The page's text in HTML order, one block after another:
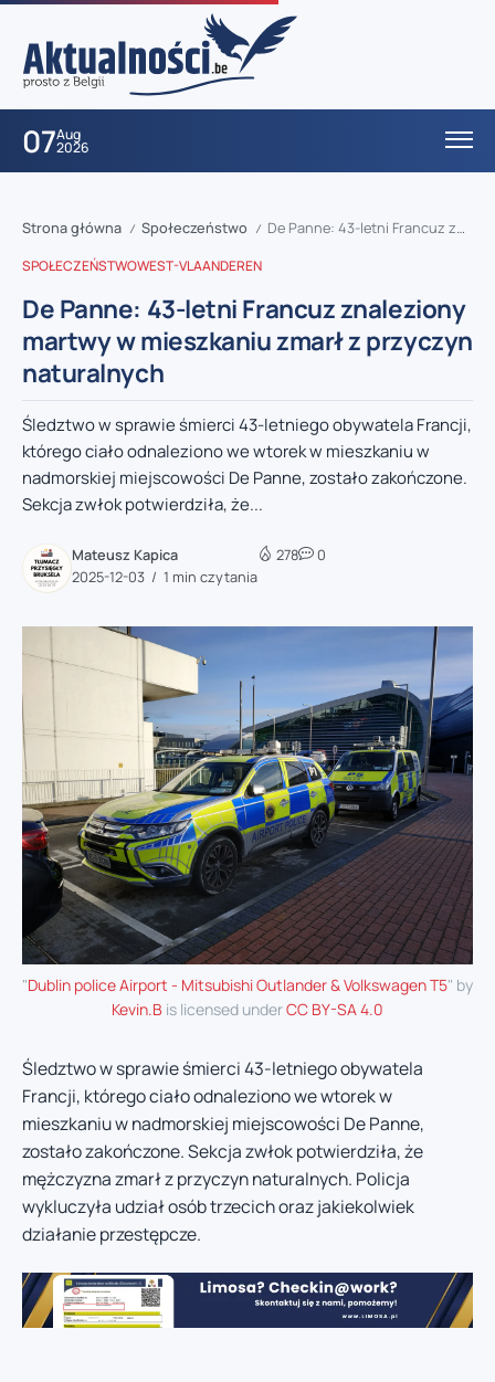
07Aug
2026
Strona główna / Społeczeństwo / De Panne: 43-letni Francuz znaleziony martwy w mieszkaniu zmarł z przyczyn naturalnych
SPOŁECZEŃSTWOWEST-VLAANDEREN
De Panne: 43-letni Francuz znaleziony
martwy w mieszkaniu zmarł z przyczyn
naturalnych
Śledztwo w sprawie śmierci 43-letniego obywatela Francji,
którego ciało odnaleziono we wtorek w mieszkaniu w
nadmorskiej miejscowości De Panne, zostało zakończone.
Sekcja zwłok potwierdziła, że...
Mateusz Kapica
2025-12-03
1 min czytania
278 0
"Dublin police Airport - Mitsubishi Outlander & Volkswagen T5" by
Kevin.B is licensed underCC BY-SA 4.0
Śledztwo w sprawie śmierci 43-letniego obywatela
Francji, którego ciało odnaleziono we wtorek w
mieszkaniu w nadmorskiej miejscowości De Panne,
zostało zakończone. Sekcja zwłok potwierdziła, że
mężczyzna zmarł z przyczyn naturalnych. Policja
wykluczyła udział osób trzecich oraz jakiekolwiek
działanie przestępcze.